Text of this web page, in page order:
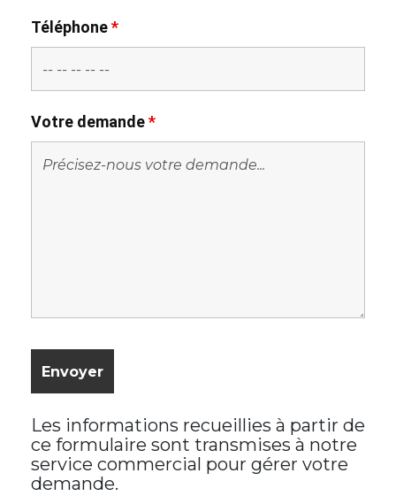
Téléphone*
Votre demande*
Les informations recueillies à partir de
ce formulaire sont transmises à notre
service commercial pour gérer votre
demande.